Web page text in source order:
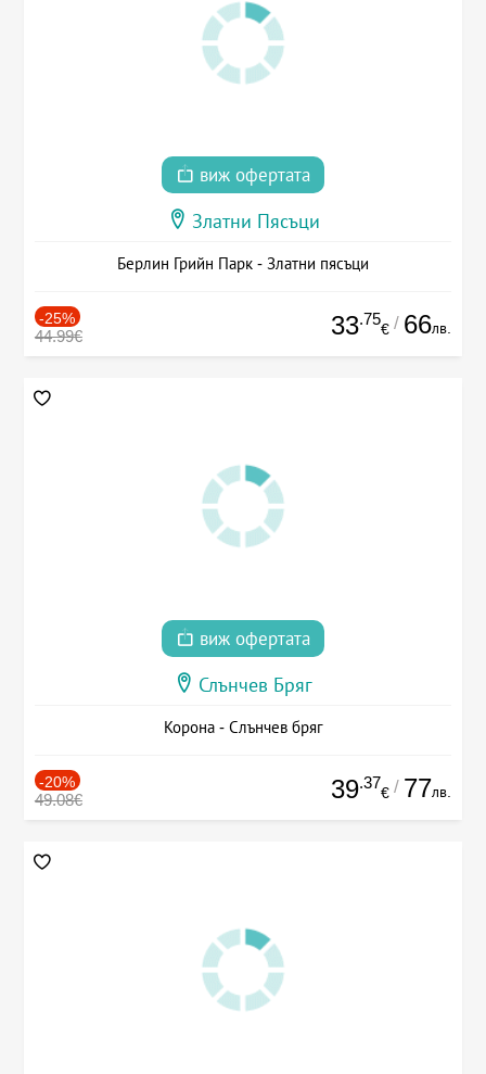
виж офертата
Златни Пясъци
Берлин Грийн Парк - Златни пясъци
-25%
44.99€ 33.75
€ / 66лв.
виж офертата
Слънчев Бряг
Корона - Слънчев бряг
-20%
49.08€ 39.37
€ / 77лв.